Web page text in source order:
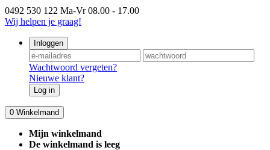
0492 530 122 Ma-Vr 08.00 - 17.00
Wij helpen je graag!
Inloggen
Wachtwoord vergeten?
Nieuwe klant?
Log in
0 Winkelmand
Mijn winkelmand
De winkelmand is leeg